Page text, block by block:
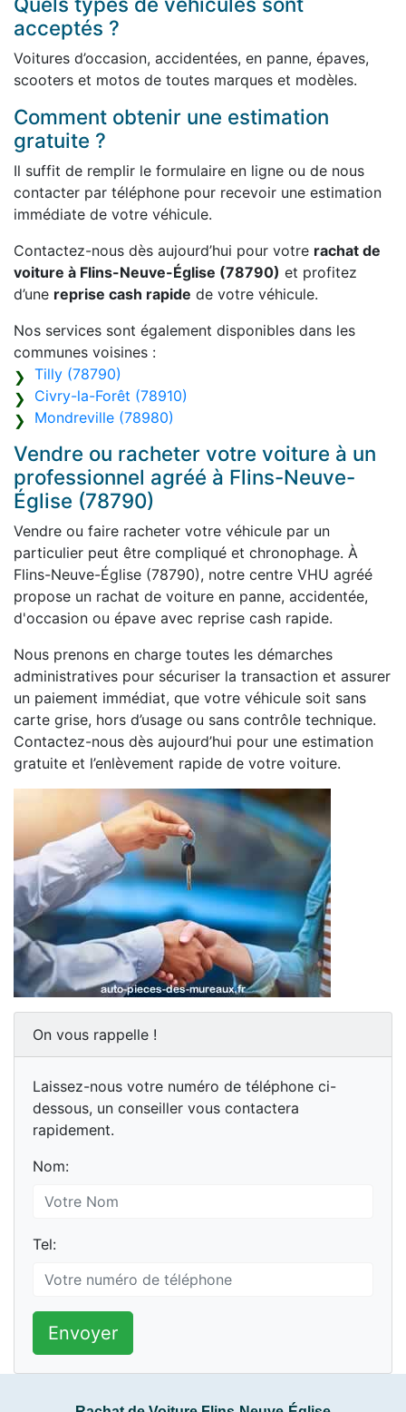
acceptés ?
Voitures d’occasion, accidentées, en panne, épaves,
scooters et motos de toutes marques et modèles.
Comment obtenir une estimation
gratuite ?
Il suffit de remplir le formulaire en ligne ou de nous
contacter par téléphone pour recevoir une estimation
immédiate de votre véhicule.
Contactez-nous dès aujourd’hui pour votre rachat de
voiture à Flins-Neuve-Église (78790) et profitez
d’une reprise cash rapide de votre véhicule.
Nos services sont également disponibles dans les
communes voisines :
Tilly (78790)
Civry-la-Forêt (78910)
Mondreville (78980)
Vendre ou racheter votre voiture à un
professionnel agréé à Flins-Neuve-
Église (78790)
Vendre ou faire racheter votre véhicule par un
particulier peut être compliqué et chronophage. À
Flins-Neuve-Église (78790), notre centre VHU agréé
propose un rachat de voiture en panne, accidentée,
d'occasion ou épave avec reprise cash rapide.
Nous prenons en charge toutes les démarches
administratives pour sécuriser la transaction et assurer
un paiement immédiat, que votre véhicule soit sans
carte grise, hors d’usage ou sans contrôle technique.
Contactez-nous dès aujourd’hui pour une estimation
gratuite et l’enlèvement rapide de votre voiture.
On vous rappelle !
Laissez-nous votre numéro de téléphone ci-
dessous, un conseiller vous contactera
rapidement.
Nom:
Tel:
Envoyer